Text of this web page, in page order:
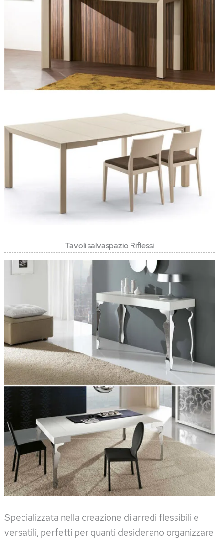
Tavoli salvaspazio Riflessi
Specializzata nella creazione di arredi flessibili e
versatili, perfetti per quanti desiderano organizzare